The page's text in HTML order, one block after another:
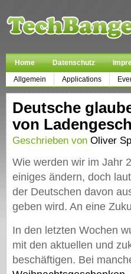
Home Datenschutz
Allgemein
Applications
Deutsche
von
Geschrieben von Oliver
Wie werden wir im Jahr
einiges ändern, doch
der Deutschen davon
geben wird. An eine
In den letzten Wochen
mit den aktuellen und
beschäftigen. Bei